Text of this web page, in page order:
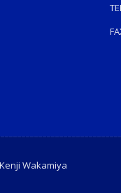
Wakamiya